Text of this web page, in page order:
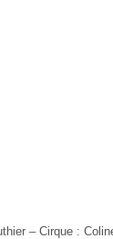
– Cirque :